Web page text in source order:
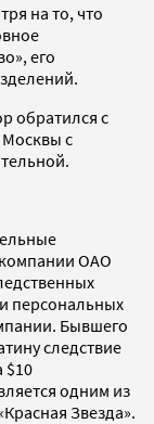
на то, что
его
обратился с
с
ОАО
персональных
Бывшего
следствие
$10
одним из
Звезда».